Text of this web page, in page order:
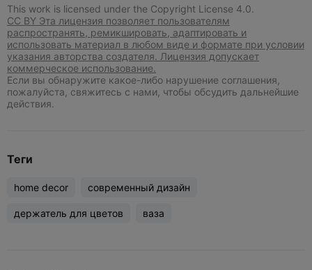
This work is licensed under the Copyright License 4.0.
CC BY Эта лицензия позволяет пользователям
распространять, ремикшировать, адаптировать и
использовать материал в любом виде и формате при условии
указания авторства создателя. Лицензия допускает
коммерческое использование.
Если вы обнаружите какое-либо нарушение соглашения,
пожалуйста, свяжитесь с нами, чтобы обсудить дальнейшие
действия.
Теги
home decor современный дизайн
держатель для цветов ваза